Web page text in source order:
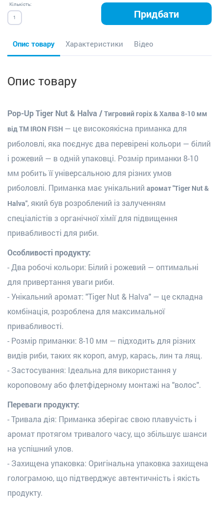
Кількість:
Придбати
Опис товару Характеристики Відео
Опис товару
Pop-Up Tiger Nut & Halva / Tигровий горіх & Халва 8-10 мм
від ТМ IRON FISH — це високоякісна приманка для
риболовлі, яка поєднує два перевірені кольори — білий
і рожевий — в одній упаковці. Розмір приманки 8-10
мм робить її універсальною для різних умов
риболовлі. Приманка має унікальний аромат "Tiger Nut &
Halva", який був розроблений із залученням
спеціалістів з органічної хімії для підвищення
привабливості для риби.
Особливості продукту:
- Два робочі кольори: Білий і рожевий — оптимальні
для привертання уваги риби.
- Унікальний аромат: "Tiger Nut & Halva" — це складна
комбінація, розроблена для максимальної
привабливості.
- Розмір приманки: 8-10 мм — підходить для різних
видів риби, таких як короп, амур, карась, лин та лящ.
- Застосування: Ідеальна для використання у
короповому або флетфідерному монтажі на "волос".
Переваги продукту:
- Тривала дія: Приманка зберігає свою плавучість і
аромат протягом тривалого часу, що збільшує шанси
на успішний улов.
- Захищена упаковка: Оригінальна упаковка захищена
голограмою, що підтверджує автентичність і якість
продукту.